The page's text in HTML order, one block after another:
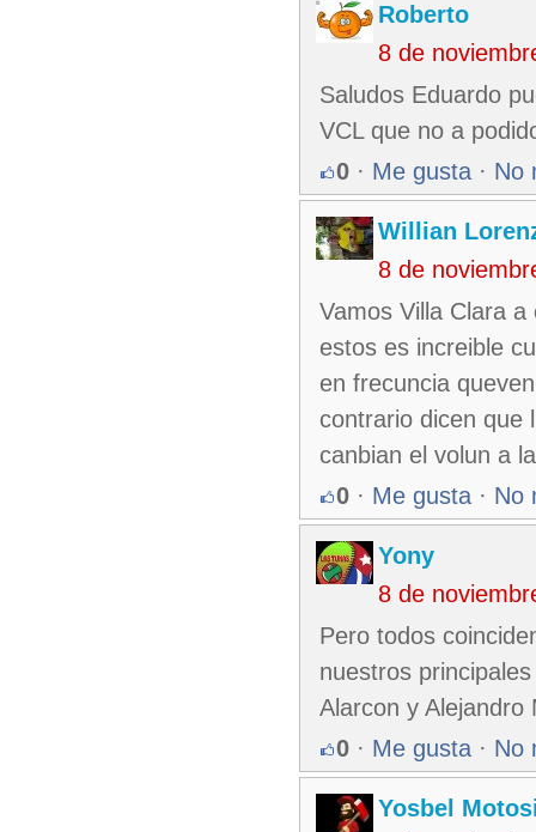
Roberto
8 de
Saludos Eduardo
VCL que no a
0 · Me gusta · No
Willian
8 de
Vamos Villa Clara
estos es increible
en frecuncia
contrario dicen que
canbian el volun a
0 · Me gusta · No
Yony
8 de
Pero todos
nuestros
Alarcon y Alejandro
0 · Me gusta · No
Yosbel